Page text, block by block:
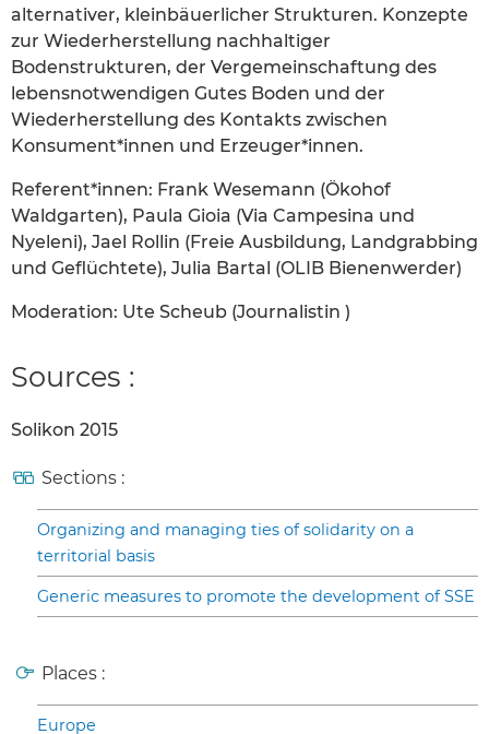
alternativer, kleinbäuerlicher Strukturen. Konzepte
zur Wiederherstellung nachhaltiger
Bodenstrukturen, der Vergemeinschaftung des
lebensnotwendigen Gutes Boden und der
Wiederherstellung des Kontakts zwischen
Konsument*innen und Erzeuger*innen.
Referent*innen: Frank Wesemann (Ökohof
Waldgarten), Paula Gioia (Via Campesina und
Nyeleni), Jael Rollin (Freie Ausbildung, Landgrabbing
und Geflüchtete), Julia Bartal (OLIB Bienenwerder)
Moderation: Ute Scheub (Journalistin )
Sources :
Solikon 2015
Sections :
Organizing and managing ties of solidarity on a
territorial basis
Generic measures to promote the development of SSE
Places :
Europe